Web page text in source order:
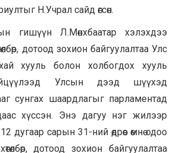
Н.Учрал сайд өгсөн.
гишүүн Л.Мөнхбаатар хэлэхдээ
дотоод зохион байгуулалтаа Улс
хууль болон холбогдох хууль
Улсын дээд шүүхэд
сунгах шаардлагыг парламентад
хүссэн. Энэ дагуу нэг жилээр
дугаар сарын 31-ний өдрөөс өмнө одоо
дотоод зохион байгуулалтаа